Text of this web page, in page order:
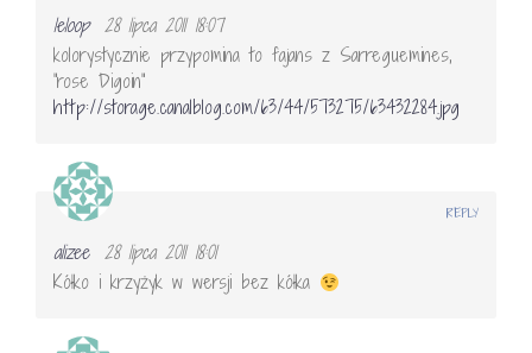
leloop 28 lipca 2011 18:07
kolorystycznie przypomina to fajans z Sarreguemines,
"rose Digoin"
http://storage.canalblog.com/63/44/573275/63432284.jpg
alizee 28 lipca 2011 18:01
Kółko i krzyżyk w wersji bez kółka
REPLY